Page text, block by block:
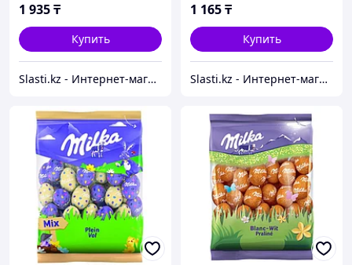
1 935₸
Купить
Slasti.kz - Интернет-магазин сладостей
1 165₸
Купить
Slasti.kz - Интернет-магазин сладостей